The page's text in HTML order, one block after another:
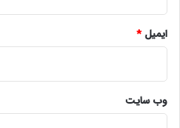
ایمیل*
وب‌ سایت